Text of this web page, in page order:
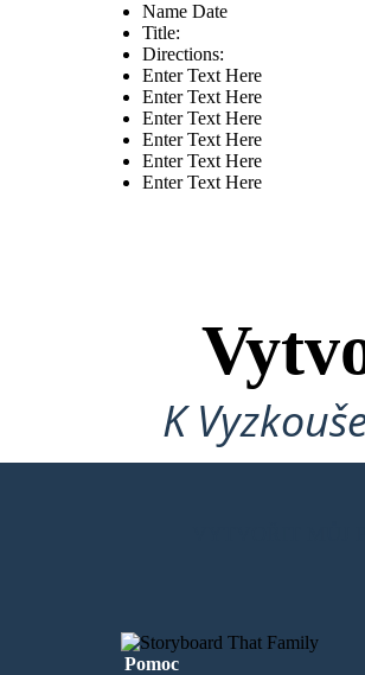
Name Date
Title:
Directions:
Enter Text Here
Enter Text Here
Enter Text Here
Enter Text Here
Enter Text Here
Enter Text Here
K
Pomoc